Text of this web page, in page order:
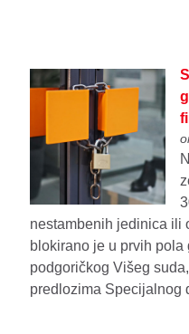
nestambenih jedinica ili
blokirano je u prvih
podgoričkog Višeg
predlozima Specijalnog